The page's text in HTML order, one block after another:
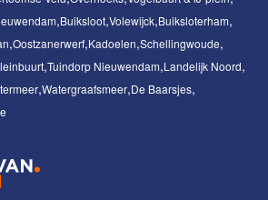
Buiksloot Volewijck Buiksloterham
Oostzanerwerf Kadoelen Schellingwoude
Tuindorp Nieuwendam Landelijk Noord
Watergraafsmeer De Baarsjes